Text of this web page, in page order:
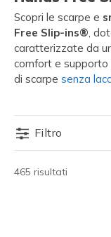
Scopri le scarpe e
Free Slip-ins®,
caratterizzate da
comfort e supporto
di scarpe senza
Filtro
465 risultati